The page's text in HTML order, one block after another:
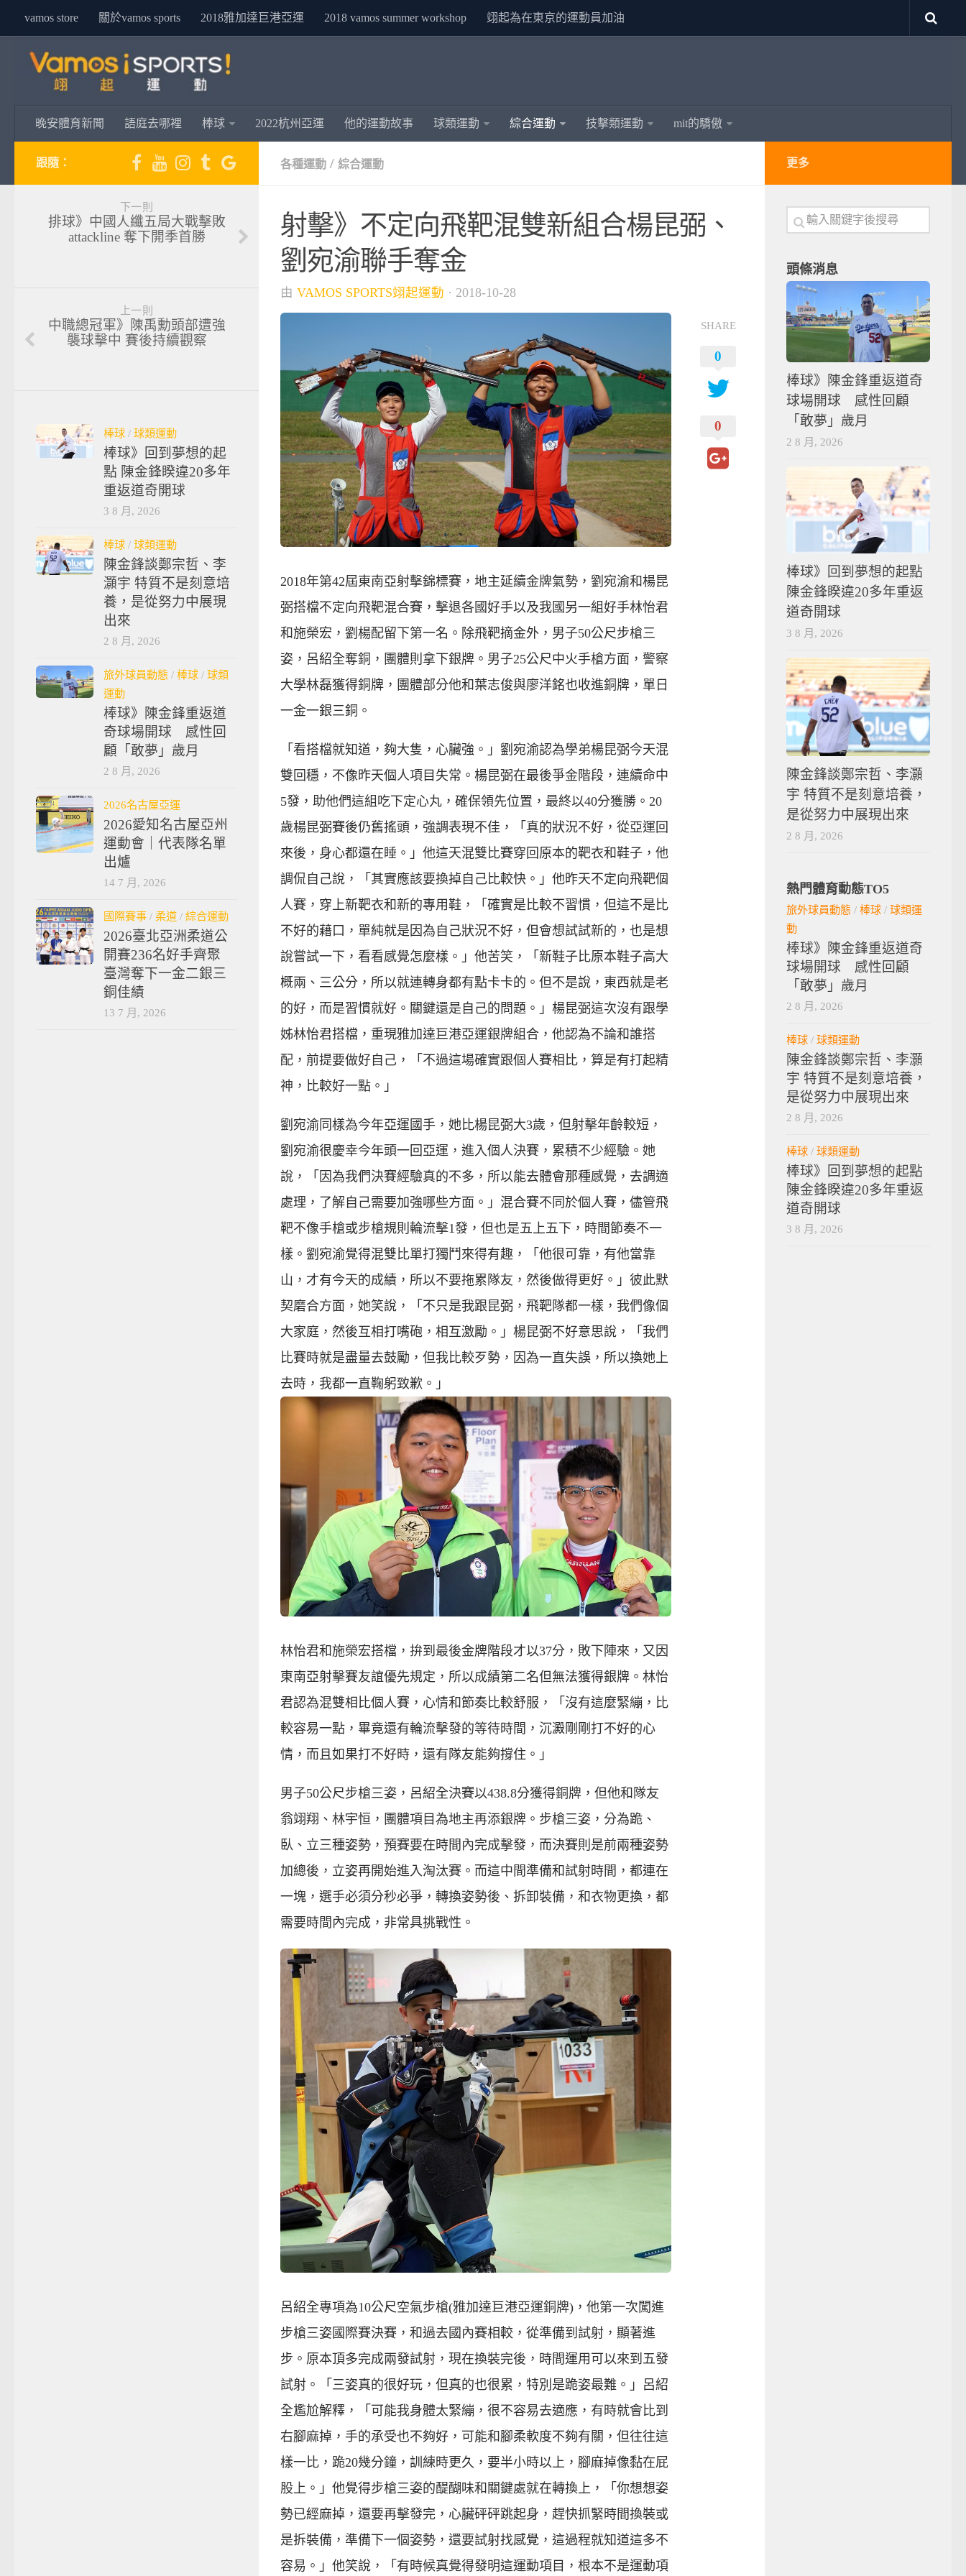
vamos store 關於vamos sports 2018雅加達巨港亞運 2018 vamos summer workshop 翊起為在東京的運動員加油
晚安體育新聞 語庭去哪裡 棒球 2022杭州亞運 他的運動故事 球類運動 綜合運動 技擊類運動 mit的驕傲
各種運動 / 綜合運動
射擊》不定向飛靶混雙新組合楊昆弼、
劉宛渝聯手奪金
由 VAMOS SPORTS翊起運動 · 2018-10-28
2018年第42屆東南亞射擊錦標賽，地主延續金牌氣勢，劉宛渝和楊昆
弼搭檔不定向飛靶混合賽，擊退各國好手以及我國另一組好手林怡君
和施榮宏，劉楊配留下第一名。除飛靶摘金外，男子50公尺步槍三
姿，呂紹全奪銅，團體則拿下銀牌。男子25公尺中火手槍方面，警察
大學林磊獲得銅牌，團體部分他和葉志俊與廖洋銘也收進銅牌，單日
一金一銀三銅。
「看搭檔就知道，夠大隻，心臟強。」劉宛渝認為學弟楊昆弼今天混
雙回穩，不像昨天個人項目失常。楊昆弼在最後爭金階段，連續命中
5發，助他們這組吃下定心丸，確保領先位置，最終以40分獲勝。20
歲楊昆弼賽後仍舊搖頭，強調表現不佳，「真的狀況不好，從亞運回
來後，身心都還在睡。」他這天混雙比賽穿回原本的靶衣和鞋子，他
調侃自己說，「其實應該要換掉自己比較快。」他昨天不定向飛靶個
人賽，穿上新靶衣和新的專用鞋，「確實是比較不習慣，但這不是比
不好的藉口，單純就是因為自己狀況不好，但會想試試新的，也是想
說嘗試一下，看看感覺怎麼樣。」他苦笑，「新鞋子比原本鞋子高大
概兩、三公分，所以就連轉身都有點卡卡的。但不是說，東西就是老
的好，而是習慣就好。關鍵還是自己的問題。」楊昆弼這次沒有跟學
姊林怡君搭檔，重現雅加達巨港亞運銀牌組合，他認為不論和誰搭
配，前提要做好自己，「不過這場確實跟個人賽相比，算是有打起精
神，比較好一點。」
劉宛渝同樣為今年亞運國手，她比楊昆弼大3歲，但射擊年齡較短，
劉宛渝很慶幸今年頭一回亞運，進入個人決賽，累積不少經驗。她
說，「因為我們決賽經驗真的不多，所以能去體會那種感覺，去調適
處理，了解自己需要加強哪些方面。」混合賽不同於個人賽，儘管飛
靶不像手槍或步槍規則輪流擊1發，但也是五上五下，時間節奏不一
樣。劉宛渝覺得混雙比單打獨鬥來得有趣，「他很可靠，有他當靠
山，才有今天的成績，所以不要拖累隊友，然後做得更好。」彼此默
契磨合方面，她笑說，「不只是我跟昆弼，飛靶隊都一樣，我們像個
大家庭，然後互相打嘴砲，相互激勵。」楊昆弼不好意思說，「我們
比賽時就是盡量去鼓勵，但我比較歹勢，因為一直失誤，所以換她上
去時，我都一直鞠躬致歉。」
林怡君和施榮宏搭檔，拚到最後金牌階段才以37分，敗下陣來，又因
東南亞射擊賽友誼優先規定，所以成績第二名但無法獲得銀牌。林怡
君認為混雙相比個人賽，心情和節奏比較舒服，「沒有這麼緊繃，比
較容易一點，畢竟還有輪流擊發的等待時間，沉澱剛剛打不好的心
情，而且如果打不好時，還有隊友能夠撐住。」
男子50公尺步槍三姿，呂紹全決賽以438.8分獲得銅牌，但他和隊友
翁翊翔、林宇恒，團體項目為地主再添銀牌。步槍三姿，分為跪、
臥、立三種姿勢，預賽要在時間內完成擊發，而決賽則是前兩種姿勢
加總後，立姿再開始進入淘汰賽。而這中間準備和試射時間，都連在
一塊，選手必須分秒必爭，轉換姿勢後、拆卸裝備，和衣物更換，都
需要時間內完成，非常具挑戰性。
呂紹全專項為10公尺空氣步槍(雅加達巨港亞運銅牌)，他第一次闖進
步槍三姿國際賽決賽，和過去國內賽相較，從準備到試射，顯著進
步。原本頂多完成兩發試射，現在換裝完後，時間運用可以來到五發
試射。「三姿真的很好玩，但真的也很累，特別是跪姿最難。」呂紹
全尷尬解釋，「可能我身體太緊繃，很不容易去適應，有時就會比到
右腳麻掉，手的承受也不夠好，可能和腳柔軟度不夠有關，但往往這
樣一比，跪20幾分鐘，訓練時更久，要半小時以上，腳麻掉像黏在屁
股上。」他覺得步槍三姿的醍醐味和關鍵處就在轉換上，「你想想姿
勢已經麻掉，還要再擊發完，心臟砰砰跳起身，趕快抓緊時間換裝或
是拆裝備，準備下一個姿勢，還要試射找感覺，這過程就知道這多不
容易。」他笑說，「有時候真覺得發明這運動項目，根本不是運動項
SHARE
0
0
跟隨：
下一則
排球》中國人纖五局大戰擊敗
attackline 奪下開季首勝
上一則
中職總冠軍》陳禹勳頭部遭強
襲球擊中 賽後持續觀察
棒球 / 球類運動
棒球》回到夢想的起
點 陳金鋒睽違20多年
重返道奇開球
3 8 月, 2026
棒球 / 球類運動
陳金鋒談鄭宗哲、李
灝宇 特質不是刻意培
養，是從努力中展現
出來
2 8 月, 2026
旅外球員動態 / 棒球 / 球類
運動
棒球》陳金鋒重返道
奇球場開球 感性回
顧「敢夢」歲月
2 8 月, 2026
2026名古屋亞運
2026愛知名古屋亞州
運動會｜代表隊名單
出爐
14 7 月, 2026
國際賽事 / 柔道 / 綜合運動
2026臺北亞洲柔道公
開賽236名好手齊聚
臺灣奪下一金二銀三
銅佳績
13 7 月, 2026
更多
頭條消息
棒球》陳金鋒重返道奇
球場開球 感性回顧
「敢夢」歲月
2 8 月, 2026
棒球》回到夢想的起點
陳金鋒睽違20多年重返
道奇開球
3 8 月, 2026
陳金鋒談鄭宗哲、李灝
宇 特質不是刻意培養，
是從努力中展現出來
2 8 月, 2026
熱門體育動態TO5
旅外球員動態 / 棒球 / 球類運
動
棒球》陳金鋒重返道奇
球場開球 感性回顧
「敢夢」歲月
2 8 月, 2026
棒球 / 球類運動
陳金鋒談鄭宗哲、李灝
宇 特質不是刻意培養，
是從努力中展現出來
2 8 月, 2026
棒球 / 球類運動
棒球》回到夢想的起點
陳金鋒睽違20多年重返
道奇開球
3 8 月, 2026